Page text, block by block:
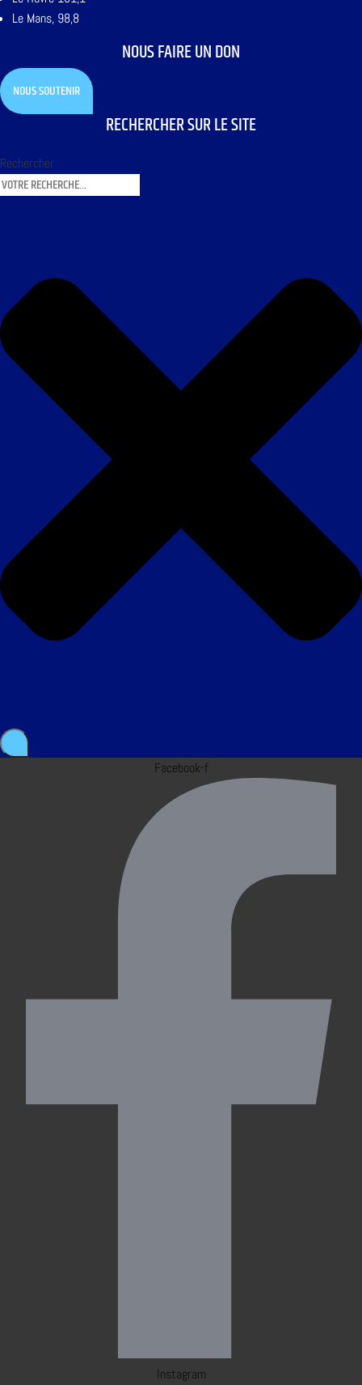
Le Mans, 98,8
NOUS FAIRE UN DON
NOUS SOUTENIR
RECHERCHER SUR LE SITE
Rechercher
Facebook-f
Instagram